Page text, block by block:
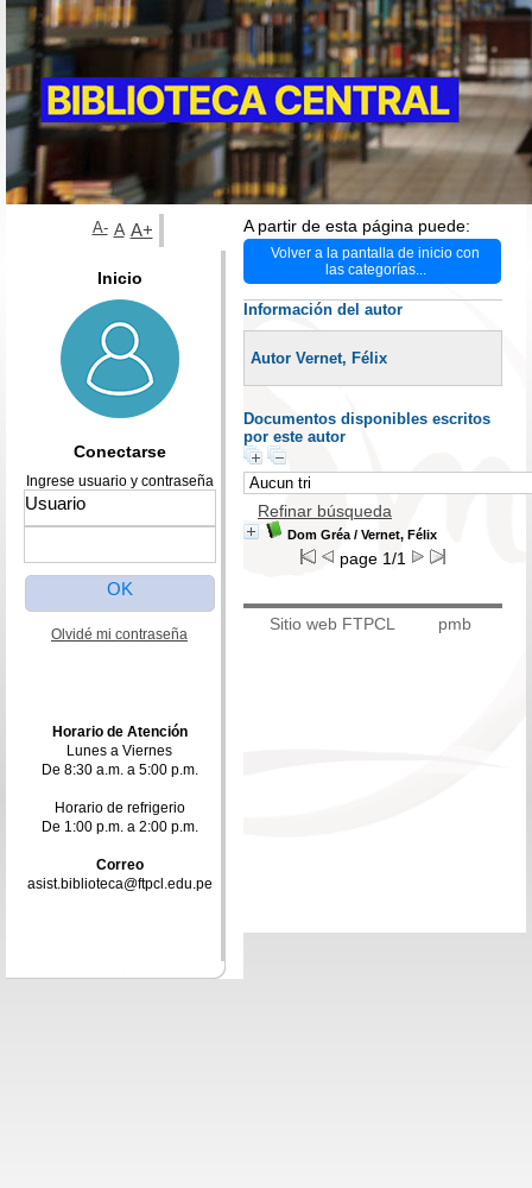
A partir de esta página puede:
Volver a la pantalla de inicio con
las categorías...
Información del autor
Autor Vernet, Félix
Documentos disponibles escritos
por este autor
Refinar búsqueda
Dom Gréa / Vernet, Félix
page 1/1
Sitio web FTPCL pmb
A- A A+
Inicio
Conectarse
Ingrese usuario y contraseña
Olvidé mi contraseña
Horario de Atención
Lunes a Viernes
De 8:30 a.m. a 5:00 p.m.
Horario de refrigerio
De 1:00 p.m. a 2:00 p.m.
Correo
asist.biblioteca@ftpcl.edu.pe